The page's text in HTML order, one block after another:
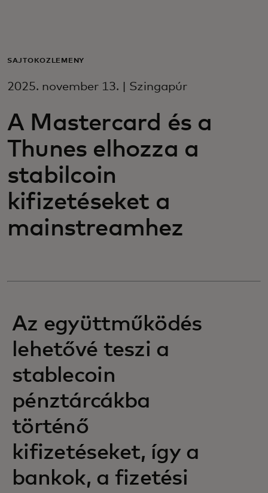
Vállalkozásoknak
Innovátoroknak
Hírek és trendek
SAJTÓKÖZLEMÉNY
2025. november 13. | Szingapúr
A Mastercard és a
Thunes elhozza a
stabilcoin
kifizetéseket a
mainstreamhez
Az együttműködés
lehetővé teszi a
stablecoin
pénztárcákba
történő
kifizetéseket, így a
bankok, a fizetési